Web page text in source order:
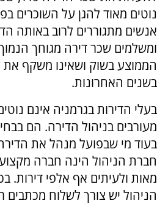
נוטים מאוד להגן על השוכרים
אנשים מתגוררים לרוב באותה
ומשלמים שכר דירה מגוחך
הממוצע בשוק ושאינו משקף את
בשנים האחרונות.
בעלי הדירות בגרמניה אינם
מעורבים בניהול הדירה. הם
בעוד מי שבפועל מנהל את
חברת הניהול הינה חברה
מאות ולעיתים אף אלפי דירות.
הניהול יש צורך לשלוח